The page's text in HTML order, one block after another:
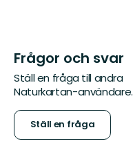
Frågor och svar
Ställ en fråga till andra
Naturkartan-användare.
Ställ en fråga